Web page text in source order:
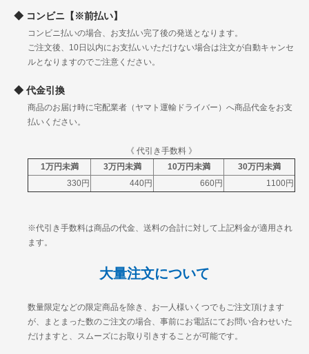
九
州
佐賀
長崎
熊本
大分
宮崎
1140円 1340円 1480円
沖縄
コンビニ【※前払い】
コンビニ払いの場合、お支払い完了後の発送となります。
ご注文後、10日以内にお支払いいただけない場合は注文が自動キャンセ
ルとなりますのでご注意ください。
代金引換
商品のお届け時に宅配業者（ヤマト運輸ドライバー）へ商品代金をお支
払いください。
《 代引き手数料 》
1万円未満
3万円未満 10万円未満
30万円未満
330円
440円 660円 1100円
※代引き手数料は商品の代金、送料の合計に対して上記料金が適用され
ます。
大量注文について
数量限定などの限定商品を除き、お一人様いくつでもご注文頂けます
が、まとまった数のご注文の場合、事前にお電話にてお問い合わせいた
だけますと、スムーズにお取り引きすることが可能です。